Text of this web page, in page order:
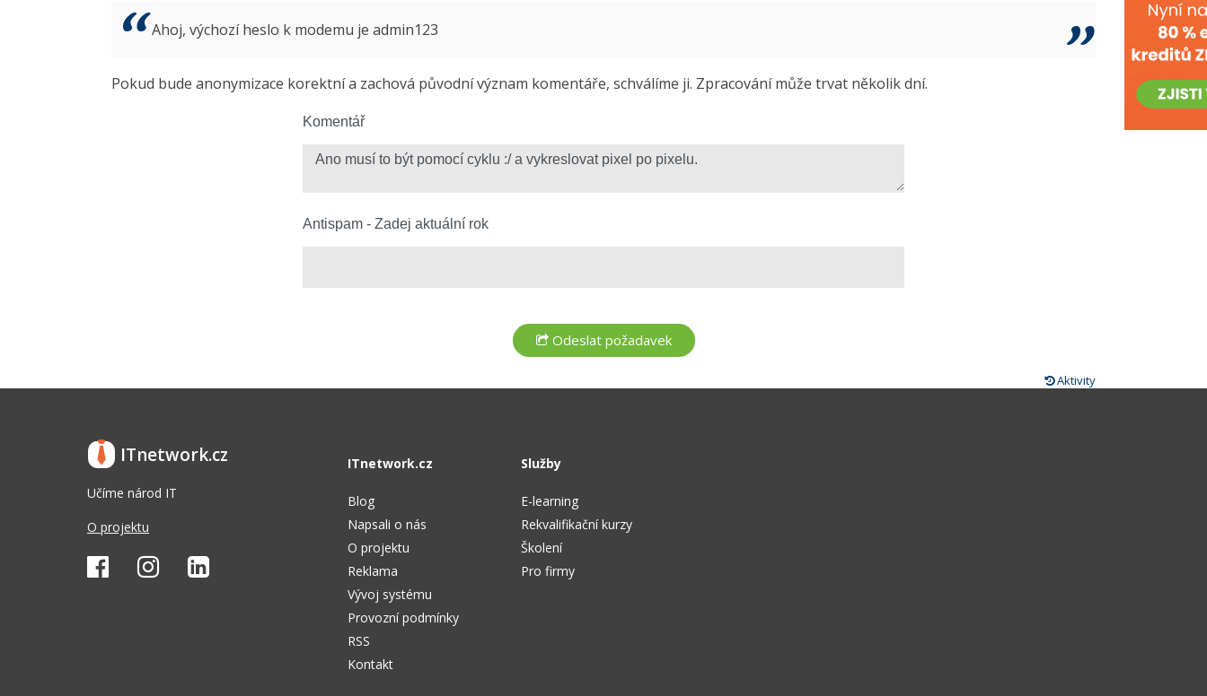
Ahoj, výchozí heslo k modemu je admin123
Pokud bude anonymizace korektní a zachová původní význam komentáře, schválíme ji. Zpracování může trvat několik dní.
Komentář
Antispam - Zadej aktuální rok
Aktivity
ITnetwork.cz
Učíme národ IT
O projektu
ITnetwork.cz
Blog
Napsali o nás
O projektu
Reklama
Vývoj systému
Provozní podmínky
RSS
Kontakt
Služby
E-learning
Rekvalifikační kurzy
Školení
Pro firmy